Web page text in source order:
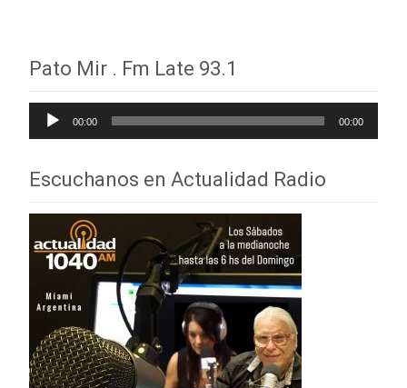
Pato Mir . Fm Late 93.1
Reproductor
de
00:00 00:00
Escuchanos en Actualidad Radio